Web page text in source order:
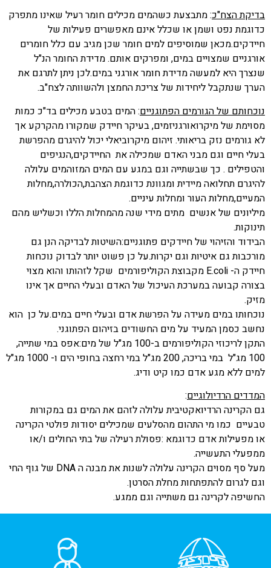
בדיקת הצח"כ: מתבצעת כשהמים מכילים חומר רעיל שאינו מתפרק
כדוגמת נפט ושמן או שכלל אינם מאפשרים פעילות של
חיידקים.מכאן שמוסיפים למים חומר שכן מגיב עם כלל חומרים
אורגניים שמצויים במים, ומפרקים אותם. מדידת החומר הנ"ל
שנצרך היא למעשה מדידת חומר אורגני במים.לכן ניתן לתרגם את
הערך שנתקבל ליחידות של צריכת החמצן ולהשוותה לצח"ב.
נוכחותם של הגורמים הפתוגניים: המים בטבע מכילים בד"כ כמות
מסוימת של מיקרואורגניזמים, בעיקר חיידק שמקורו מהקרקע אך
לא גורמים נזק בריאותי. זיהום מיקרוביאלי יכול להיגרם מהפרשת
בעלי חיים וגם מבני האדם שמכילה את החיידקים,הנגיפים
והטפילים . כך שבשתייה וגם במגע עם המים המזוהמים עלולה
להיגרם תחלואה מיידית ומגוונת כדוגמת הצהבת,הכולרה,מחלות
המעיים,מחלות העור ומחלות עיניים.
מיליונים של אנשים מתים מידי שנה מהמחלות הללו וכשליש מהם
תינוקות.
הבידוד והזיהוי של חיידקים פתוגניים:השיטות לבדיקה הנן גם
מורכבות גם איטיות וגם יקרות.על כן פשוט יותר לבדוק נוכחות
חיידק ה- E.coli מקבוצת הקוליפורמים שקל לזהותו והוא מצוי
בצורה קבועה במערכת העיכול של האדם ובעלי החיים אך אינו
מזיק.
נוכחותו במים מעידה על הפרשת אדם ובעלי חיים במים.על כן הוא
נחשב כסמן המעיד על מים החשודים בזיהום הפתוגני.
התקן לריכוזי הקוליפורמים ב-100 מג"ל של מים:אפס במי שתייה,
100 מג"ל במי בריכה, 200 מג"ל במי רחצה בחופי הים ו- 1000 מג"ל
למים ללא מגע אדם כמו קיט ודיג.
המדדים הרדיולוגיים:
גם הקרינה הרדיואקטיבית עלולה לזהם את המים גם במקורות
טבעיים כמו מי התהום מהסלעים שמכילים יסודות פולטי הקרינה
או מפעילות אדם כדוגמא :פסולת רעילה של בתי החולים ו/או
ממפעלי התעשייה.
מעל סף מסוים הקרינה עלולה לשנות את מבנה הDNA של גוף החי
וגם לגרום להתפתחות מחלת הסרטן.
החשיפה לקרינה גם משתייה וגם ממגע.